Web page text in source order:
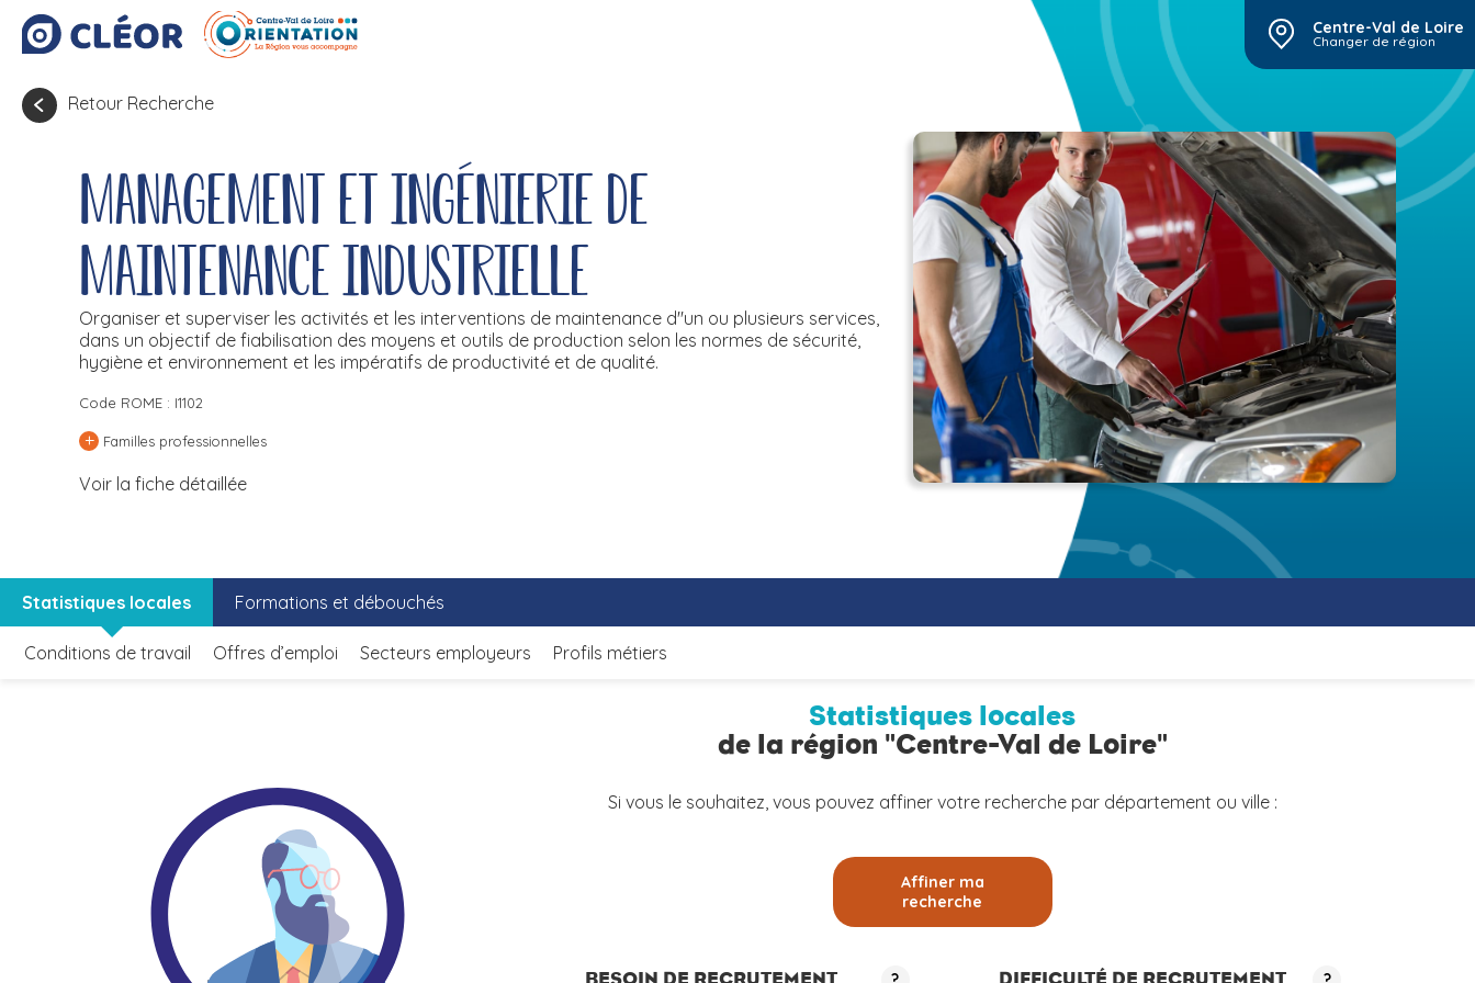
Centre-Val de Loire
Changer de région
Retour Recherche
Management et ingénierie de
maintenance industrielle
Organiser et superviser les activités et les interventions de maintenance d''un ou plusieurs services,
dans un objectif de fiabilisation des moyens et outils de production selon les normes de sécurité,
hygiène et environnement et les impératifs de productivité et de qualité.
Code ROME : I1102
+ Familles professionnelles
Voir la fiche détaillée
Statistiques locales Formations et débouchés
Conditions de travail Offres d’emploi Secteurs employeurs Profils métiers
Statistiques locales
de la région "Centre-Val de Loire"
Si vous le souhaitez, vous pouvez affiner votre recherche par département ou ville :
Affiner ma
recherche
? ?